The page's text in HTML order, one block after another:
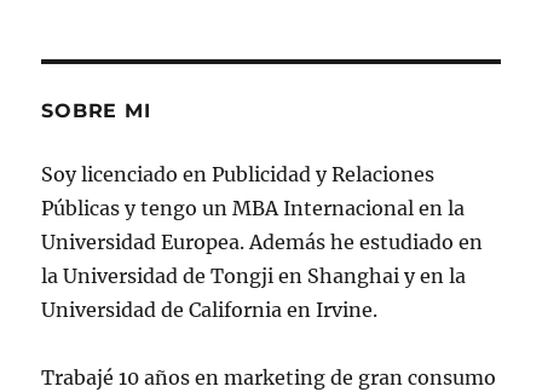
SOBRE MI
Soy licenciado en Publicidad y Relaciones
Públicas y tengo un MBA Internacional en la
Universidad Europea. Además he estudiado en
la Universidad de Tongji en Shanghai y en la
Universidad de California en Irvine.
Trabajé 10 años en marketing de gran consumo